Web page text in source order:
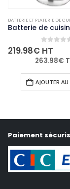
ET CASSEROLES, NON-
BATTERIE ET PLATERIE DE
0 out
219.98€ HT
263.98€
AJOUTER AU
Paiement